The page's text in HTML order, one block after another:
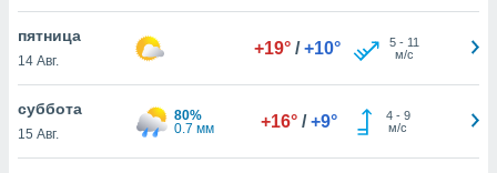
cookie
в
нашего
пятница
14 Авг.
+19° / +10° 5- 11
м/с
суббота
15 Авг.
80%
0.7 мм
+16° / +9° 4- 9
м/с